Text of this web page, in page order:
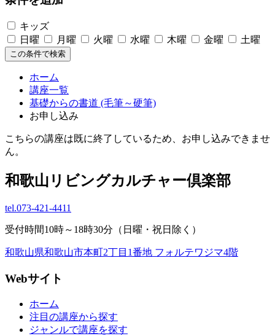
キッズ
日曜
月曜 火曜 水曜 木曜 金曜 土曜
この条件で検索
ホーム
講座一覧
基礎からの書道 (毛筆～硬筆)
お申し込み
こちらの講座は既に終了しているため、お申し込みできませ
ん。
和歌山リビングカルチャー倶楽部
tel.073-421-4411
受付時間10時～18時30分（日曜・祝日除く）
和歌山県和歌山市本町2丁目1番地 フォルテワジマ4階
Webサイト
ホーム
注目の講座から探す
ジャンルで講座を探す